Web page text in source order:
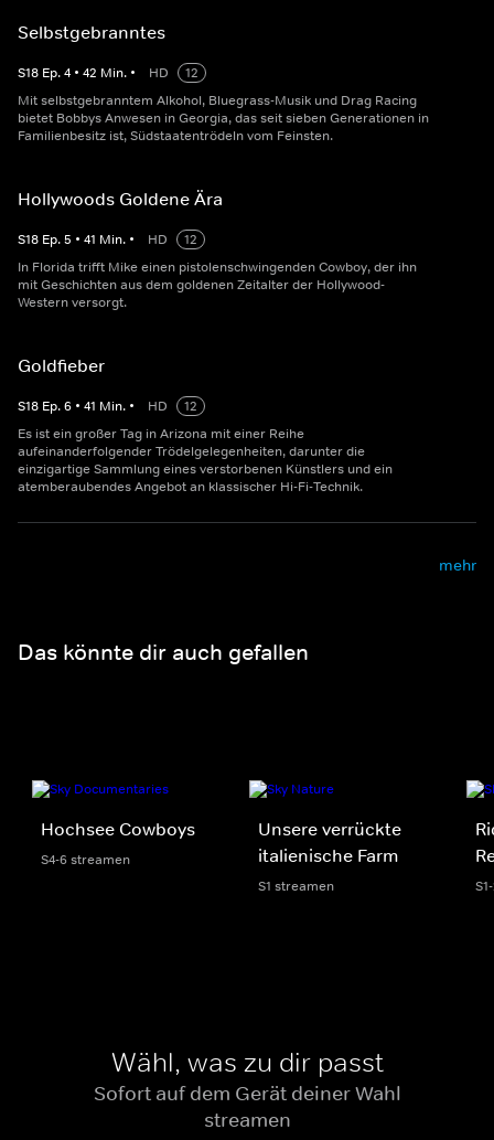
Selbstgebranntes
S18 Ep.4 • 42 Min. • HD
12
Mit selbstgebranntem Alkohol, Bluegrass-Musik und Drag Racing
bietet Bobbys Anwesen in Georgia, das seit sieben Generationen in
Familienbesitz ist, Südstaatentrödeln vom Feinsten.
Hollywoods Goldene Ära
S18 Ep.5 • 41 Min. • HD
12
In Florida trifft Mike einen pistolenschwingenden Cowboy, der ihn
mit Geschichten aus dem goldenen Zeitalter der Hollywood-
Western versorgt.
Goldfieber
S18 Ep.6 • 41 Min. • HD
12
Es ist ein großer Tag in Arizona mit einer Reihe
aufeinanderfolgender Trödelgelegenheiten, darunter die
einzigartige Sammlung eines verstorbenen Künstlers und ein
atemberaubendes Angebot an klassischer Hi-Fi-Technik.
mehr
Das könnte dir auch gefallen
Hochsee Cowboys
S4-6 streamen
Unsere verrückte
italienische Farm
S1 streamen
Wähl, was zu dir passt
Sofort auf dem Gerät deiner Wahl
streamen